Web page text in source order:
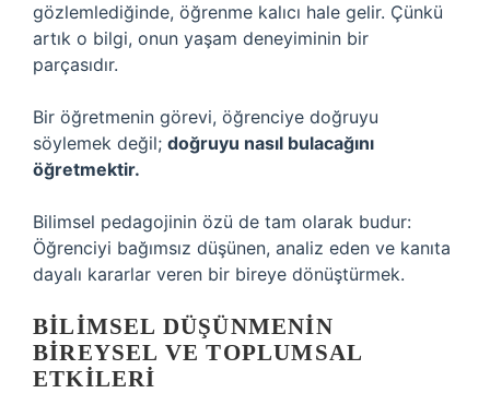
gözlemlediğinde, öğrenme kalıcı hale gelir. Çünkü
artık o bilgi, onun yaşam deneyiminin bir
parçasıdır.
Bir öğretmenin görevi, öğrenciye doğruyu
söylemek değil; doğruyu nasıl bulacağını
öğretmektir.
Bilimsel pedagojinin özü de tam olarak budur:
Öğrenciyi bağımsız düşünen, analiz eden ve kanıta
dayalı kararlar veren bir bireye dönüştürmek.
BILIMSEL DÜŞÜNMENIN
BIREYSEL VE TOPLUMSAL
ETKILERI